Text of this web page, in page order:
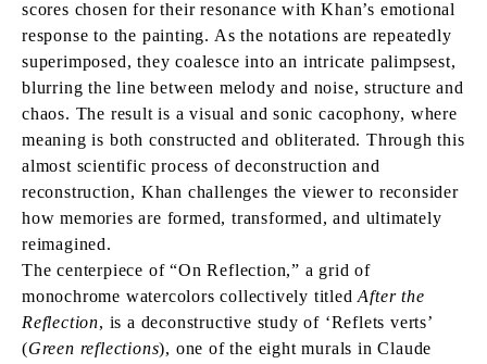
scores chosen for their resonance with Khan’s emotional
response to the painting. As the notations are repeatedly
superimposed, they coalesce into an intricate palimpsest,
blurring the line between melody and noise, structure and
chaos. The result is a visual and sonic cacophony, where
meaning is both constructed and obliterated. Through this
almost scientific process of deconstruction and
reconstruction, Khan challenges the viewer to reconsider
how memories are formed, transformed, and ultimately
reimagined.
The centerpiece of “On Reflection,” a grid of
monochrome watercolors collectively titledAfter the
Reflection, is a deconstructive study of ‘Reflets verts’
(Green reflections), one of the eight murals in Claude